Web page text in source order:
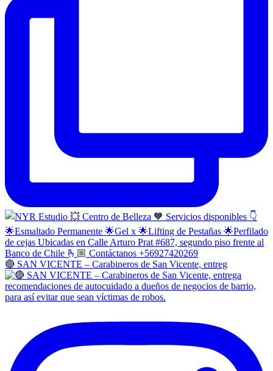
🔴 SAN VICENTE – Carabineros de San Vicente, entreg